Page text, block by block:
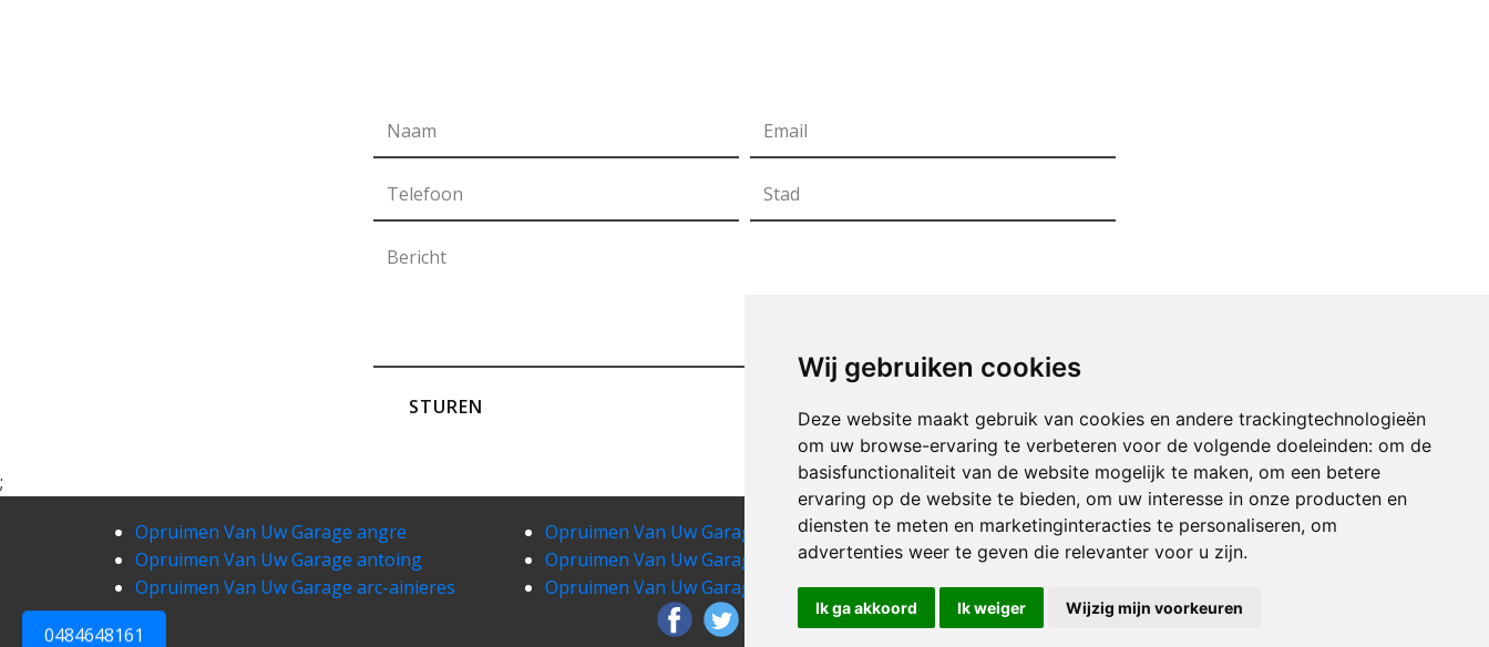
Wij gebruiken cookies
Deze website maakt gebruik van cookies en andere trackingtechnologieën
om uw browse-ervaring te verbeteren voor de volgende doeleinden: om de
basisfunctionaliteit van de website mogelijk te maken, om een betere
ervaring op de website te bieden, om uw interesse in onze producten en
diensten te meten en marketinginteracties te personaliseren, om
advertenties weer te geven die relevanter voor u zijn.
Ik ga akkoord Ik weiger Wijzig mijn voorkeuren
0484648161
STUREN
;
Opruimen Van Uw Garage angre Opruimen Van Uw Garage angreau
Opruimen Van Uw Garage anseroeul
Opruimen Van Uw Garage antoing
Opruimen Van Uw Garage anvaing
Opruimen Van Uw Garage arbre
Opruimen Van Uw Garage arc-ainieres
Opruimen Van Uw Garage arc-wattripont Opruimen Van Uw Garage arquennes